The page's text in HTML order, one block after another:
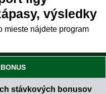
výsledky
mieste nájdete program
stávkových bonusov